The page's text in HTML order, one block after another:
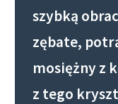
szybką
zębate,
mosiężny z
z tego